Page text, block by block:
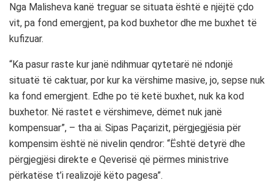
Nga Malisheva kanë treguar se situata është e njëjtë çdo
vit, pa fond emergjent, pa kod buxhetor dhe me buxhet të
kufizuar.
“Ka pasur raste kur janë ndihmuar qytetarë në ndonjë
situatë të caktuar, por kur ka vërshime masive, jo, sepse nuk
ka fond emergjent. Edhe po të ketë buxhet, nuk ka kod
buxhetor. Në rastet e vërshimeve, dëmet nuk janë
kompensuar”, – tha ai. Sipas Paçarizit, përgjegjësia për
kompensim është në nivelin qendror: “Është detyrë dhe
përgjegjësi direkte e Qeverisë që përmes ministrive
përkatëse t’i realizojë këto pagesa”.